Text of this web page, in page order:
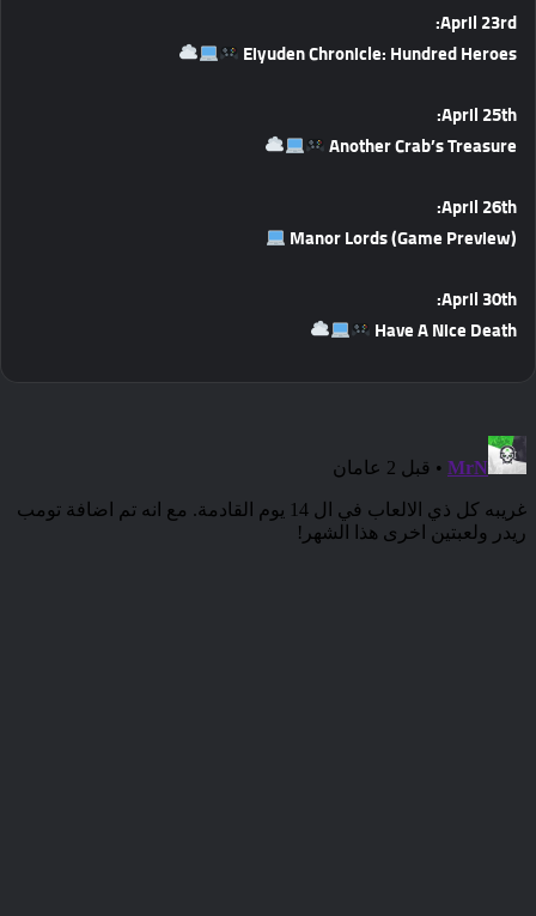
April 23rd:
Eiyuden Chronicle: Hundred Heroes
April 25th:
Another Crab’s Treasure
April 26th:
Manor Lords (Game Preview)
April 30th:
Have A Nice Death